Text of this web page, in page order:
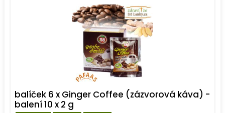
balíček 6 x Ginger Coffee (zázvorová káva) -
balení 10 x 2 g